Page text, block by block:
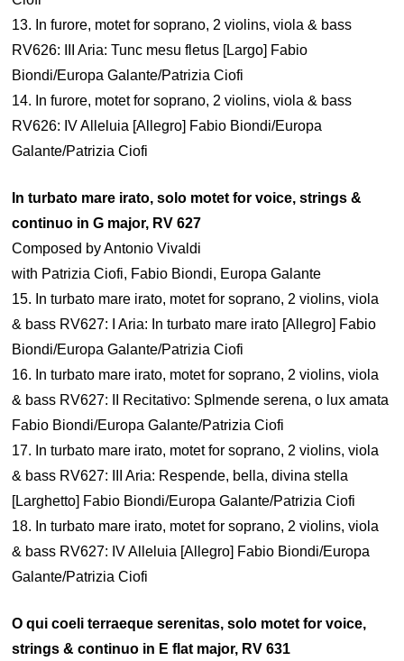
13. In furore, motet for soprano, 2 violins, viola & bass
RV626: III Aria: Tunc mesu fletus [Largo] Fabio
Biondi/Europa Galante/Patrizia Ciofi
14. In furore, motet for soprano, 2 violins, viola & bass
RV626: IV Alleluia [Allegro] Fabio Biondi/Europa
Galante/Patrizia Ciofi
In turbato mare irato, solo motet for voice, strings &
continuo in G major, RV 627
Composed by Antonio Vivaldi
with Patrizia Ciofi, Fabio Biondi, Europa Galante
15. In turbato mare irato, motet for soprano, 2 violins, viola
& bass RV627: I Aria: In turbato mare irato [Allegro] Fabio
Biondi/Europa Galante/Patrizia Ciofi
16. In turbato mare irato, motet for soprano, 2 violins, viola
& bass RV627: II Recitativo: Splmende serena, o lux amata
Fabio Biondi/Europa Galante/Patrizia Ciofi
17. In turbato mare irato, motet for soprano, 2 violins, viola
& bass RV627: III Aria: Respende, bella, divina stella
[Larghetto] Fabio Biondi/Europa Galante/Patrizia Ciofi
18. In turbato mare irato, motet for soprano, 2 violins, viola
& bass RV627: IV Alleluia [Allegro] Fabio Biondi/Europa
Galante/Patrizia Ciofi
O qui coeli terraeque serenitas, solo motet for voice,
strings & continuo in E flat major, RV 631